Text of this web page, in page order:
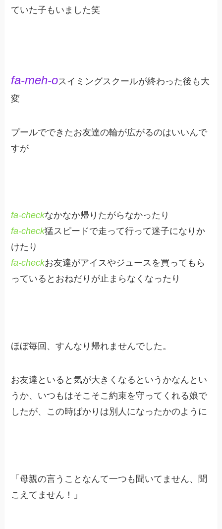
ていた子もいました笑
fa-meh-oスイミングスクールが終わった後も大
変
プールでできたお友達の輪が広がるのはいいんで
すが
fa-checkなかなか帰りたがらなかったり
fa-check猛スピードで走って行って迷子になりか
けたり
fa-checkお友達がアイスやジュースを買ってもら
っているとおねだりが止まらなくなったり
ほぼ毎回、すんなり帰れませんでした。
お友達といると気が大きくなるというかなんとい
うか、いつもはそこそこ約束を守ってくれる娘で
したが、この時ばかりは別人になったかのように
「母親の言うことなんて一つも聞いてません、聞
こえてません！」